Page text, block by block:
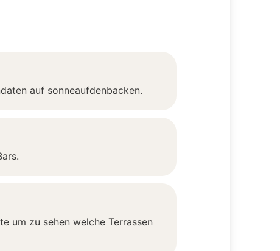
auf sonneaufdenbacken.
um zu sehen welche Terrassen